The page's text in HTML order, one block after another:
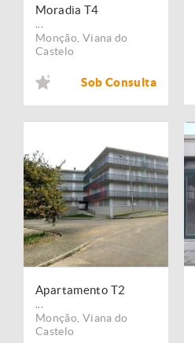
Moradia T4
Monção Viana do
Castelo
Sob Consulta
Apartamento T2
Monção Viana do
Castelo